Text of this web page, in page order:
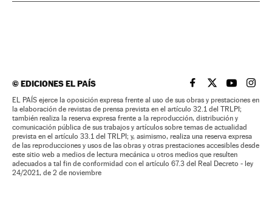
©EDICIONES EL PAÍS EL PAÍS BRASIL EN
EL PAÍSEL PAÍS
EL
EL PAÍS ejerce la oposición expresa frente al uso de sus obras y prestaciones en
la elaboración de revistas de prensa prevista en el artículo 32.1 del TRLPI;
también realiza la reserva expresa frente a la reproducción, distribución y
comunicación pública de sus trabajos y artículos sobre temas de actualidad
prevista en el artículo 33.1 del TRLPI; y, asimismo, realiza una reserva expresa
de las reproducciones y usos de las obras y otras prestaciones accesibles desde
este sitio web a medios de lectura mecánica u otros medios que resulten
adecuados a tal fin de conformidad con el artículo 67.3 del Real Decreto - ley
24/2021, de 2 de noviembre